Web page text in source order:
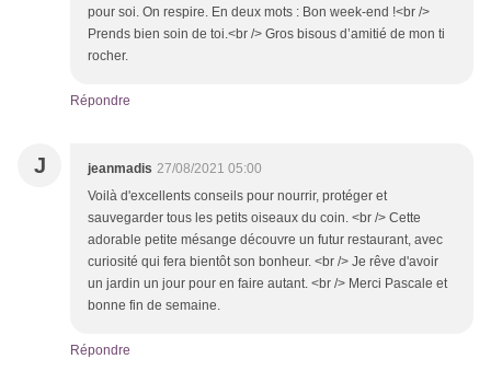
pour soi. On respire. En deux mots : Bon week-end !<br />
Prends bien soin de toi.<br /> Gros bisous d’amitié de mon ti
rocher.
Répondre
J jeanmadis 27/08/2021 05:00
Voilà d'excellents conseils pour nourrir, protéger et
sauvegarder tous les petits oiseaux du coin. <br /> Cette
adorable petite mésange découvre un futur restaurant, avec
curiosité qui fera bientôt son bonheur. <br /> Je rêve d'avoir
un jardin un jour pour en faire autant. <br /> Merci Pascale et
bonne fin de semaine.
Répondre